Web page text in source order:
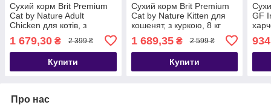
Сухий корм Brit Premium
Cat by Nature Adult
Chicken для котів, з
1 679,30 ₴ 2 399 ₴
Купити
Сухий корм Brit Premium
Cat by Nature Kitten для
кошенят, з куркою, 8 кг
1 689,35₴ 2 599 ₴
Купити
GF
Про нас